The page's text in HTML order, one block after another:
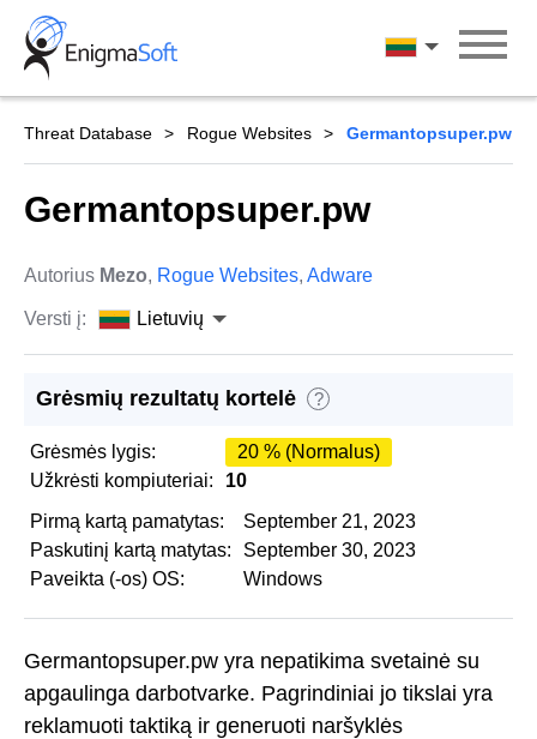
Skip
content
Lietuvių
Threat Database Rogue Websites Germantopsuper.pw
Germantopsuper.pw
Autorius Mezo, Rogue Websites, Adware
Versti į: Lietuvių
Grėsmių rezultatų kortelė ?
Grėsmės lygis:
20 % (Normalus)
Užkrėsti kompiuteriai:
10
Pirmą kartą pamatytas:
September 21, 2023
Paskutinį kartą matytas:
September 30, 2023
Paveikta (-os) OS:
Windows
Germantopsuper.pw yra nepatikima svetainė su
apgaulinga darbotvarke. Pagrindiniai jo tikslai yra
reklamuoti taktiką ir generuoti naršyklės